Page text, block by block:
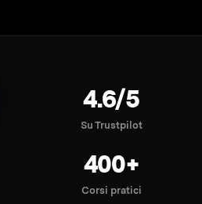
4.6/5
Su Trustpilot
400+
Corsi pratici